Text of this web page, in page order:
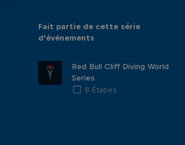
Fait partie de cette série
d'événements
Red Bull Cliff Diving World
Series
8 Étapes